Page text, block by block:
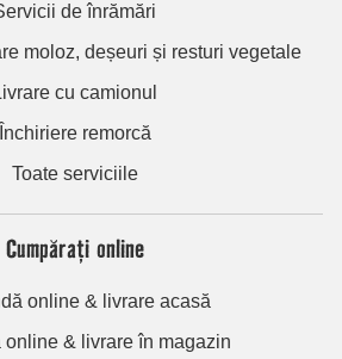
de înrămări
moloz, deșeuri și resturi vegetale
cu camionul
Închiriere remorcă
Toate serviciile
Cumpărați online
online & livrare acasă
online & livrare în magazin